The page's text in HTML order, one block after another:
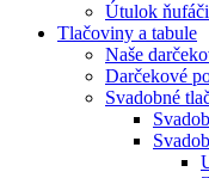
Útulok
Tlačoviny a tabule
Naše
Darčekové
Svadobné